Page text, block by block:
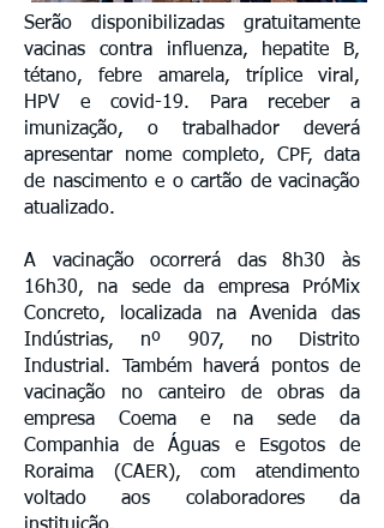
Serão disponibilizadas gratuitamente
vacinas contra influenza, hepatite B,
tétano, febre amarela, tríplice viral,
HPV e covid-19. Para receber a
imunização, o trabalhador deverá
apresentar nome completo, CPF, data
de nascimento e o cartão de vacinação
atualizado.
A vacinação ocorrerá das 8h30 às
16h30, na sede da empresa PróMix
Concreto, localizada na Avenida das
Indústrias, nº 907, no Distrito
Industrial. Também haverá pontos de
vacinação no canteiro de obras da
empresa Coema e na sede da
Companhia de Águas e Esgotos de
Roraima (CAER), com atendimento
voltado aos colaboradores da